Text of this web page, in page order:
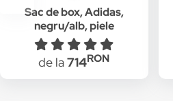
Sac de box, Adidas,
negru/alb, piele
sintetica, 33 kg , 150 x
33 cm
de la714RON